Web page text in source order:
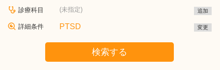
診療科目 (未指定) 追加
詳細条件 PTSD 変更
検索する